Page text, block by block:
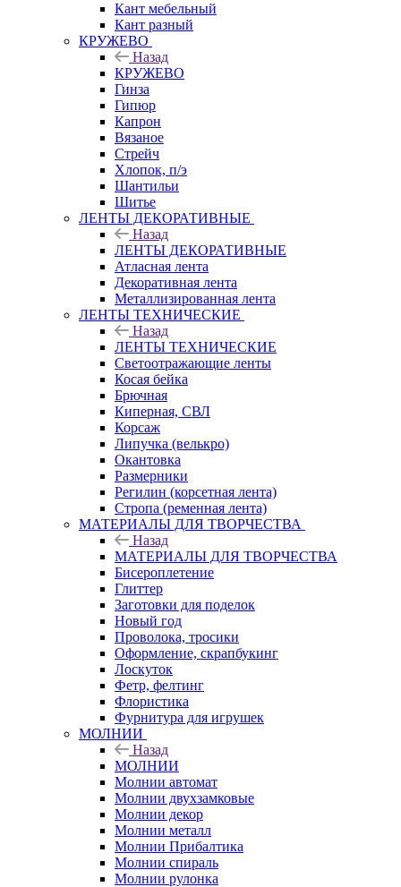
Кант мебельный
Кант разный
КРУЖЕВО
Назад
КРУЖЕВО
Гинза
Гипюр
Капрон
Вязаное
Стрейч
Хлопок, п/э
Шантильи
Шитье
ЛЕНТЫ ДЕКОРАТИВНЫЕ
Назад
ЛЕНТЫ ДЕКОРАТИВНЫЕ
Атласная лента
Декоративная лента
Металлизированная лента
ЛЕНТЫ ТЕХНИЧЕСКИЕ
Назад
ЛЕНТЫ ТЕХНИЧЕСКИЕ
Светоотражающие ленты
Косая бейка
Брючная
Киперная, СВЛ
Корсаж
Липучка (велькро)
Окантовка
Размерники
Регилин (корсетная лента)
Стропа (ременная лента)
МАТЕРИАЛЫ ДЛЯ ТВОРЧЕСТВА
Назад
МАТЕРИАЛЫ ДЛЯ ТВОРЧЕСТВА
Бисероплетение
Глиттер
Заготовки для поделок
Новый год
Проволока, тросики
Оформление, скрапбукинг
Лоскуток
Фетр, фелтинг
Флористика
Фурнитура для игрушек
МОЛНИИ
Назад
МОЛНИИ
Молнии автомат
Молнии двухзамковые
Молнии декор
Молнии металл
Молнии Прибалтика
Молнии спираль
Молнии рулонка